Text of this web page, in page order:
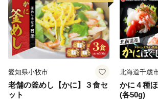
無料
愛知県小牧市
老舗の釜めし【かに】３食セ
ット
北海道千歳
かに４種
(各50g)